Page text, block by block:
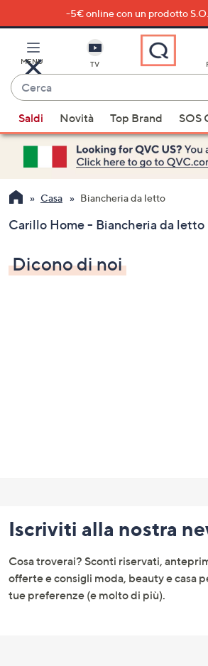
al
principale
-5€ online con un prodotto
MENU TV
Cerca
sono
disponibili
suggerimenti,
usa
i
freccia
e
giù
Saldi Novità Top Brand SOS
Casa Biancheria da letto
Carillo Home - Biancheria da letto
Dicono di noi
menu
e
informazioni
Iscriviti alla nostra
Cosa troverai? Sconti riservati,
offerte e consigli moda, beauty e casa
tue preferenze (e molto di più).